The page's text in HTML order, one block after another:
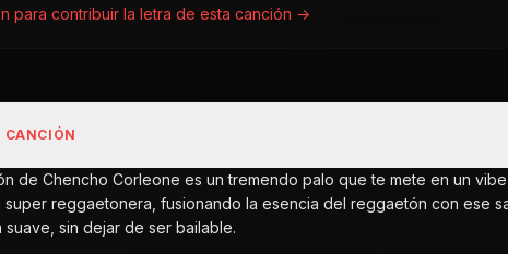
para contribuir la letra de esta canción →
CANCIÓN
de Chencho Corleone es un tremendo palo que te mete en un
super reggaetonera, fusionando la esencia del reggaetón con ese
sin dejar de ser bailable.